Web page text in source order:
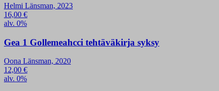
Helmi Länsman, 2023
16,00 €
alv. 0%
Gea 1 Gollemeahcci tehtäväkirja syksy
Oona Länsman, 2020
12,00 €
alv. 0%